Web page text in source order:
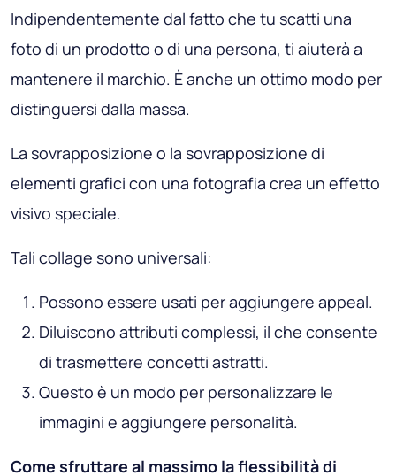
Indipendentemente dal fatto che tu scatti una
foto di un prodotto o di una persona, ti aiuterà a
mantenere il marchio. È anche un ottimo modo per
distinguersi dalla massa.
La sovrapposizione o la sovrapposizione di
elementi grafici con una fotografia crea un effetto
visivo speciale.
Tali collage sono universali:
Possono essere usati per aggiungere appeal.
Diluiscono attributi complessi, il che consente
di trasmettere concetti astratti.
Questo è un modo per personalizzare le
immagini e aggiungere personalità.
Come sfruttare al massimo la flessibilità di